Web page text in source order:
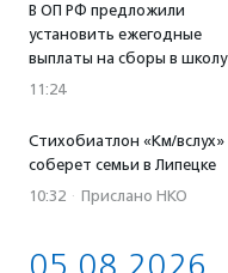
В ОП РФ предложили
установить ежегодные
выплаты на сборы в школу
11:24
Стихобиатлон «Км/вслух»
соберет семьи в Липецке
10:32 · Прислано НКО